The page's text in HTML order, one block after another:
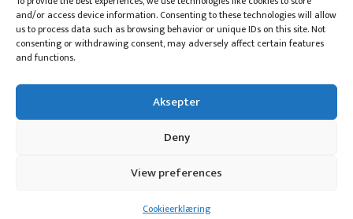
and/or access device information. Consenting to these technologies will allow
us to process data such as browsing behavior or unique IDs on this site. Not
consenting or withdrawing consent, may adversely affect certain features
and functions.
Aksepter
Deny
View preferences
Cookieerklæring
Les mer:Om selskapet
Les mer:Om reklame på podkasten
© 2016 - 2026 Lektor Lomsdalen